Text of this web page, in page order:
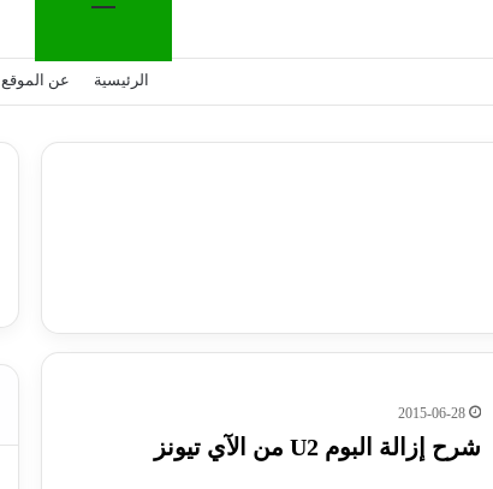
الرئيسية عن الموقع
2015-06-28
شرح إزالة البوم U2 من الآي تيونز